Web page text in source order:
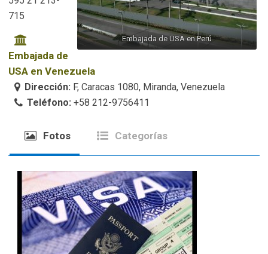
Embajada de USA en Perú
715
Embajada de
USA en Venezuela
Dirección: F, Caracas 1080, Miranda, Venezuela
Teléfono: +58 212-9756411
Fotos Categorías